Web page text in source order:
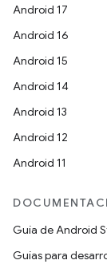
Android 17
Android 16
Android 15
Android 14
Android 13
Android 12
Android 11
Guía de Android
Guías para